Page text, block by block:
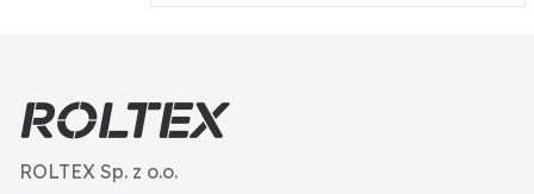
ROLTEX Sp. z o.o.